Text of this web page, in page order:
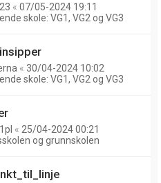
« 07/05-2024 19:11
skole: VG1, VG2 og VG3
« 30/04-2024 10:02
skole: VG1, VG2 og VG3
« 25/04-2024 00:21
og grunnskolen